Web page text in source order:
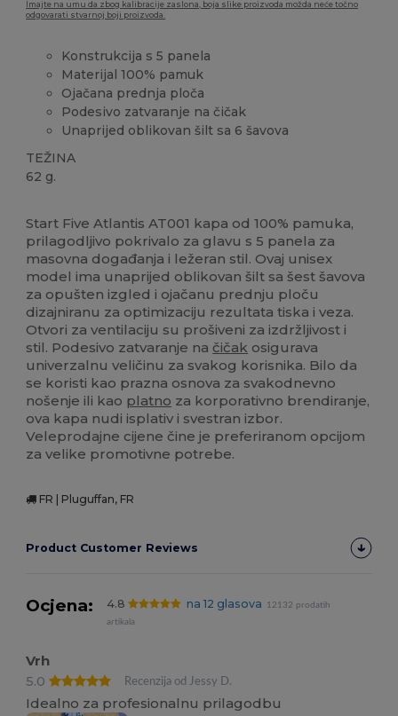
Imajte na umu da zbog kalibracije zaslona, boja slike proizvoda možda neće točno
odgovarati stvarnoj boji proizvoda.
Konstrukcija s 5 panela
Materijal 100% pamuk
Ojačana prednja ploča
Podesivo zatvaranje na čičak
Unaprijed oblikovan šilt sa 6 šavova
TEŽINA
62 g.
Start Five Atlantis AT001 kapa od 100% pamuka,
prilagodljivo pokrivalo za glavu s 5 panela za
masovna događanja i ležeran stil. Ovaj unisex
model ima unaprijed oblikovan šilt sa šest šavova
za opušten izgled i ojačanu prednju ploču
dizajniranu za optimizaciju rezultata tiska i veza.
Otvori za ventilaciju su prošiveni za izdržljivost i
stil. Podesivo zatvaranje načičak osigurava
univerzalnu veličinu za svakog korisnika. Bilo da
se koristi kao prazna osnova za svakodnevno
nošenje ili kao platno za korporativno brendiranje,
ova kapa nudi isplativ i svestran izbor.
Veleprodajne cijene čine je preferiranom opcijom
za velike promotivne potrebe.
FR | Pluguffan, FR
Product Customer Reviews
Ocjena: 4.8 na 12 glasova
12132 prodatih
artikala
Vrh
5.0
Recenzija od Jessy D.
Idealno za profesionalnu prilagodbu